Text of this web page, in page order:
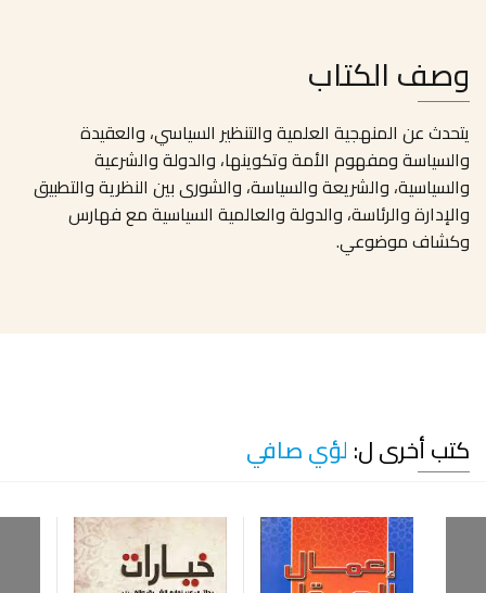
وصف الكتاب
يتحدث عن المنهجية العلمية والتنظير السياسي، والعقيدة
والسياسة ومفهوم الأمة وتكوينها، والدولة والشرعية
والسياسية، والشريعة والسياسة، والشورى بين النظرية والتطبيق
والإدارة والرئاسة، والدولة والعالمية السياسية مع فهارس
وكشاف موضوعي.
كتب أخرى ل: لؤي صافي